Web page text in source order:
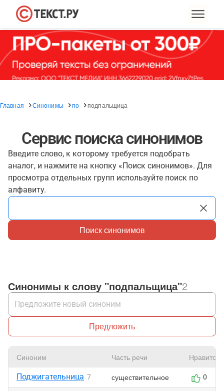
Главная Синонимы по подпальщица
Сервис поиска синонимов
Введите слово, к которому требуется подобрать
аналог, и нажмите на кнопку «Поиск синонимов». Для
просмотра отдельных групп используйте поиск по
алфавиту.
Поиск синонимов
Синонимы к слову "подпальщица"2
Предложить
Синоним Часть речи Нравится
Поджигательница 7 существительное 0